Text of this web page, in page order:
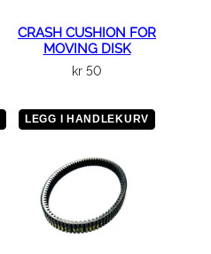
CRASH CUSHION FOR
MOVING DISK
kr 50
LEGG I HANDLEKURV